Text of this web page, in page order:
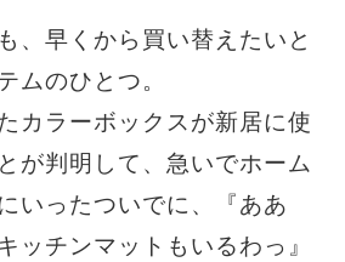
、早くから買い替えたいと
ムのひとつ。
カラーボックスが新居に使
が判明して、急いでホーム
いったついでに、『ああ
ッチンマットもいるわっ』